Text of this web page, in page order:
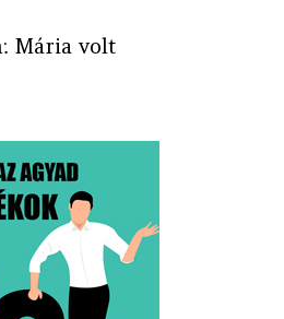
Mária volt